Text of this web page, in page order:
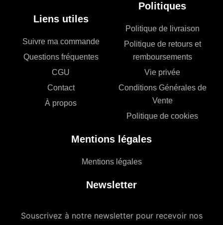
Liens utiles
Suivre ma commande
Questions fréquentes
CGU
Contact
À propos
Politiques
Politique de livraison
Politique de retours et
remboursements
Vie privée
Conditions Générales de
Vente
Politique de cookies
Mentions légales
Mentions légales
Newsletter
Souscrivez à notre newsletter pour recevoir nos